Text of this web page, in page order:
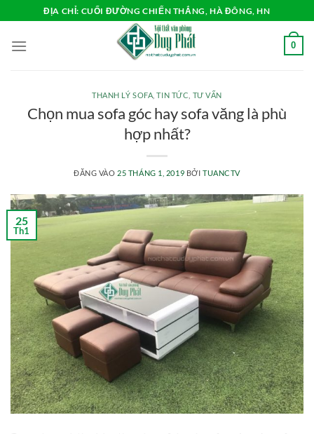
qua
nội
ĐỊA CHỈ: CUỐI ĐƯỜNG CHIẾN THẮNG, HÀ ĐÔNG, HN
0
THANH LÝ SOFA ,TIN TỨC TƯ VẤN
Chọn mua sofa góc hay sofa văng là phù
hợp nhất?
ĐĂNG VÀO 25 THÁNG 1, 2019 BỞI TUANCTV
25
Th1